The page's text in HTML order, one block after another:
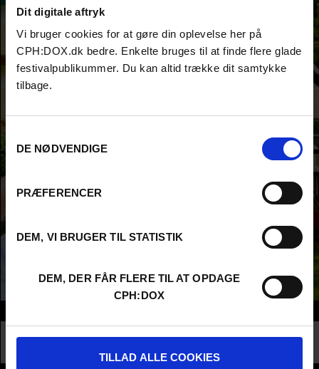
Dit digitale aftryk
Vi bruger cookies for at gøre din oplevelse her på
CPH:DOX.dk bedre. Enkelte bruges til at finde flere glade
festivalpublikummer. Du kan altid trække dit samtykke
tilbage.
Samtykkevalg
DE NØDVENDIGE
PRÆFERENCER
DEM, VI BRUGER TIL STATISTIK
DEM, DER FÅR FLERE TIL AT OPDAGE
CPH:DOX
TILLAD ALLE COOKIES